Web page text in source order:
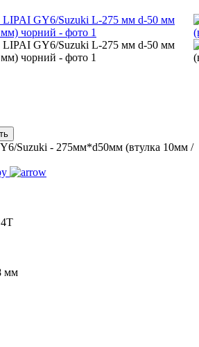
Suzuki - 275мм*d50мм (втулка 10мм /
мм